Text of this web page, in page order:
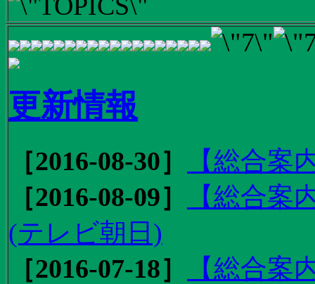
更新情報
［2016-08-30］
【総合
［2016-08-09］
【総合
(テレビ朝日)
［2016-07-18］
【総合案